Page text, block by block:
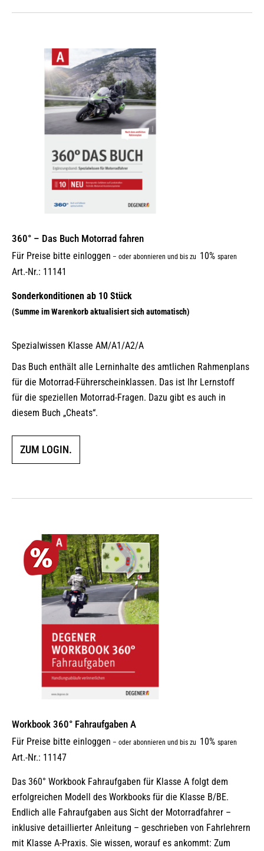
Die
Optionen
können
auf
der
Produktseite
gewählt
werden
360° – Das Buch Motorrad fahren
Für Preise bitte einloggen – oder abonnieren und bis zu 10% sparen
Art.-Nr.: 11141
Spezialwissen Klasse AM/A1/A2/A
Das Buch enthält alle Lerninhalte des amtlichen Rahmenplans
für die Motorrad-Führerscheinklassen. Das ist Ihr Lernstoff
für die speziellen Motorrad-Fragen. Dazu gibt es auch in
diesem Buch „Cheats“.
ZUM LOGIN.
Workbook 360° Fahraufgaben A
Für Preise bitte einloggen – oder abonnieren und bis zu 10% sparen
Art.-Nr.: 11147
Das 360° Workbook Fahraufgaben für Klasse A folgt dem
erfolgreichen Modell des Workbooks für die Klasse B/BE.
Endlich alle Fahraufgaben aus Sicht der Motorradfahrer –
inklusive detaillierter Anleitung – geschrieben von Fahrlehrern
mit Klasse A-Praxis. Sie wissen, worauf es ankommt: Zum